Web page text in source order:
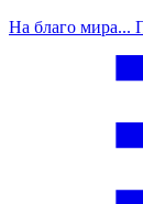
На благо мира...